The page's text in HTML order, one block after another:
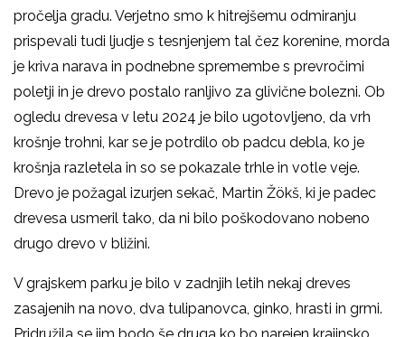
pročelja gradu. Verjetno smo k hitrejšemu odmiranju
prispevali tudi ljudje s tesnjenjem tal čez korenine, morda
je kriva narava in podnebne spremembe s prevročimi
poletji in je drevo postalo ranljivo za glivične bolezni. Ob
ogledu drevesa v letu 2024 je bilo ugotovljeno, da vrh
krošnje trohni, kar se je potrdilo ob padcu debla, ko je
krošnja razletela in so se pokazale trhle in votle veje.
Drevo je požagal izurjen sekač, Martin Žökš, ki je padec
drevesa usmeril tako, da ni bilo poškodovano nobeno
drugo drevo v bližini.
V grajskem parku je bilo v zadnjih letih nekaj dreves
zasajenih na novo, dva tulipanovca, ginko, hrasti in grmi.